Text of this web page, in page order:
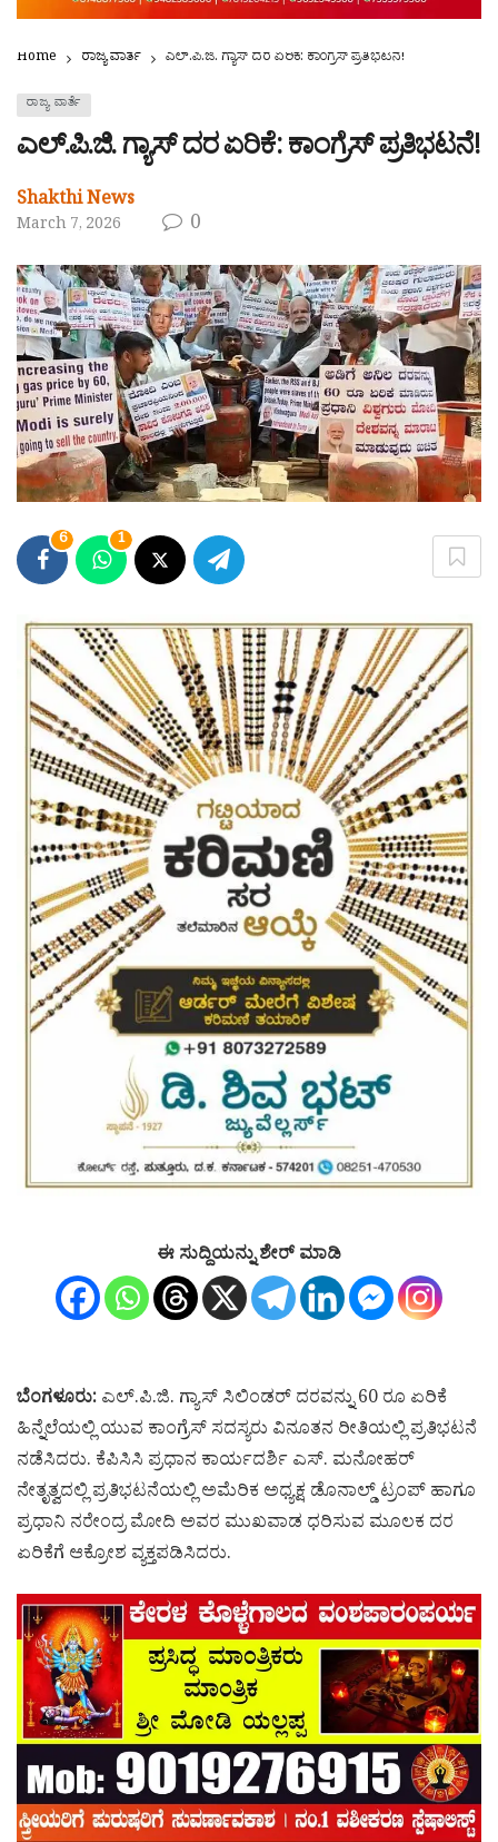
Home ರಾಜ್ಯ ವಾರ್ತೆ ಎಲ್.ಪಿ.ಜಿ. ಗ್ಯಾಸ್ ದರ ಏರಿಕೆ: ಕಾಂಗ್ರೆಸ್ ಪ್ರತಿಭಟನೆ!
ರಾಜ್ಯ ವಾರ್ತೆ
ಎಲ್.ಪಿ.ಜಿ. ಗ್ಯಾಸ್ ದರ ಏರಿಕೆ: ಕಾಂಗ್ರೆಸ್ ಪ್ರತಿಭಟನೆ!
Shakthi News
March 7, 2026 0
6 1
ಈ ಸುದ್ದಿಯನ್ನು ಶೇರ್ ಮಾಡಿ
ಬೆಂಗಳೂರು:ಎಲ್.ಪಿ.ಜಿ. ಗ್ಯಾಸ್ ಸಿಲಿಂಡರ್ ದರವನ್ನು 60 ರೂ ಏರಿಕೆ
ಹಿನ್ನೆಲೆಯಲ್ಲಿ ಯುವ ಕಾಂಗ್ರೆಸ್ ಸದಸ್ಯರು ವಿನೂತನ ರೀತಿಯಲ್ಲಿ ಪ್ರತಿಭಟನೆ
ನಡೆಸಿದರು. ಕೆಪಿಸಿಸಿ ಪ್ರಧಾನ ಕಾರ್ಯದರ್ಶಿ ಎಸ್. ಮನೋಹರ್
ನೇತೃತ್ವದಲ್ಲಿ ಪ್ರತಿಭಟನೆಯಲ್ಲಿ ಅಮೆರಿಕ ಅಧ್ಯಕ್ಷ ಡೊನಾಲ್ಡ್ ಟ್ರಂಪ್ ಹಾಗೂ
ಪ್ರಧಾನಿ ನರೇಂದ್ರ ಮೋದಿ ಅವರ ಮುಖವಾಡ ಧರಿಸುವ ಮೂಲಕ ದರ
ಏರಿಕೆಗೆ ಆಕ್ರೋಶ ವ್ಯಕ್ತಪಡಿಸಿದರು.